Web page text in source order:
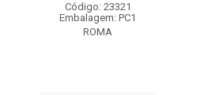
Código: 23321
Embalagem: PC1
ROMA